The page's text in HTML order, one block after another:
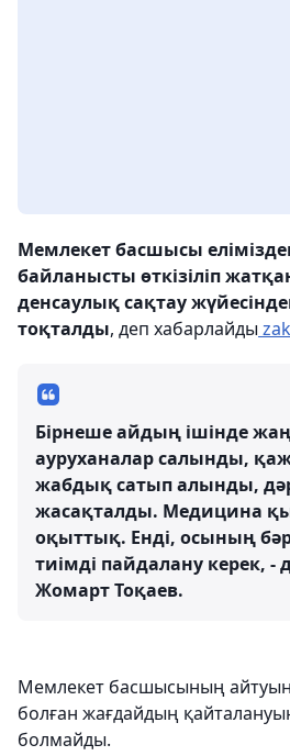
Мемлекет басшысы
байланысты өткізіліп
денсаулық сақтау
тоқталды, деп хабарлайды
Бірнеше айдың ішінде
ауруханалар салынды,
жабдық сатып алынды,
жасақталды. Медицина
оқыттық. Енді, осының
тиімді пайдалану керек, -
Жомарт Тоқаев.
Мемлекет басшысының
болған жағдайдың
болмайды.